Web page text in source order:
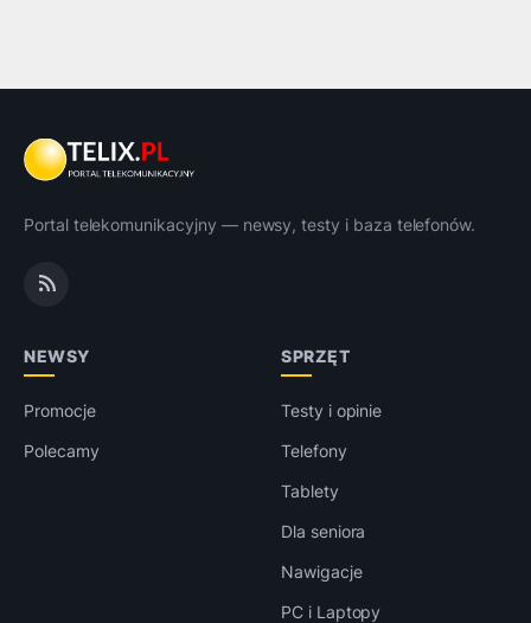
Portal telekomunikacyjny — newsy, testy i baza telefonów.
NEWSY
Promocje
Polecamy
SPRZĘT
Testy i opinie
Telefony
Tablety
Dla seniora
Nawigacje
PC i Laptopy